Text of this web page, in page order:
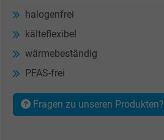
halogenfrei
kälteflexibel
wärmebeständig
PFAS-frei
Fragen zu unseren Produkten?